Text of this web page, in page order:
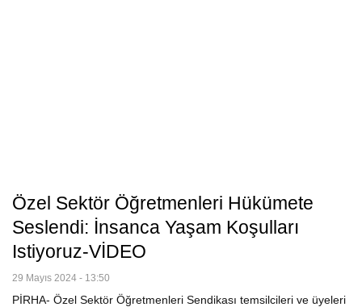
Özel Sektör Öğretmenleri Hükümete
Seslendi: İnsanca Yaşam Koşulları
Istiyoruz-VİDEO
29 Mayıs 2024 - 13:50
PİRHA- Özel Sektör Öğretmenleri Sendikası temsilcileri ve üyeleri